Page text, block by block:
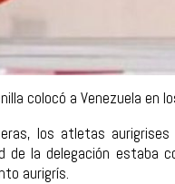
colocó a Venezuela en
los atletas
de la delegación estaba
aurigrís.